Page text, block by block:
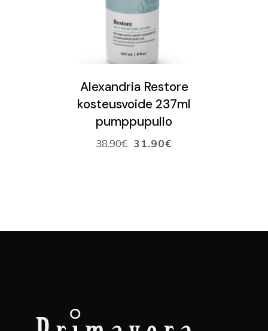
Ostoskori
LISÄÄ OSTOSKORIIN
Alexandria Restore
kosteusvoide 237ml
pumppupullo
38.90€ 31.90€